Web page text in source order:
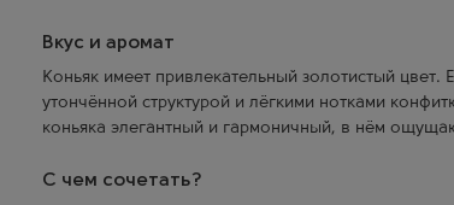
Вкус и аромат
Коньяк имеет привлекательный золотистый цвет.
утончённой структурой и лёгкими нотками
коньяка элегантный и гармоничный, в нём
С чем сочетать?